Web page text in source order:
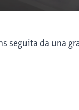
seguita da una